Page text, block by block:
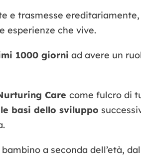
e trasmesse ereditariamente,
esperienze che vive.
1000 giorni ad avere un
Care come fulcro di
basi dello sviluppo
a seconda dell’età,